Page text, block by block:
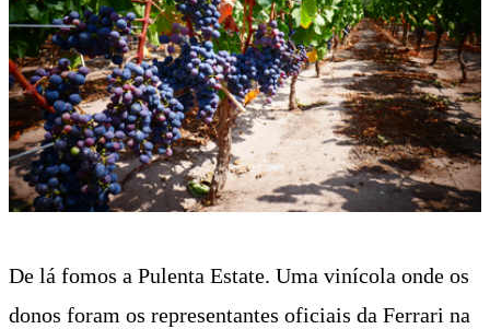
De lá fomos a Pulenta Estate. Uma vinícola onde os
donos foram os representantes oficiais da Ferrari na